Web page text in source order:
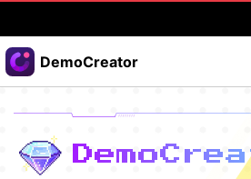
製品
ユーティリティ
概要
ソリューション
企業情報
DemoCreator
製品
製品
AI機能